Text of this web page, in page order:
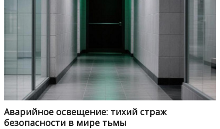
Аварийное освещение: тихий страж
безопасности в мире тьмы